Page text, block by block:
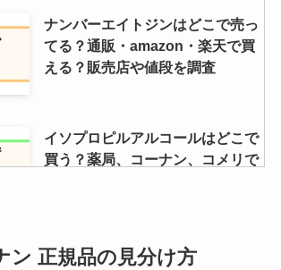
ナンバーエイトジンはどこで売っ
てる？通販・amazon・楽天で買
える？販売店や値段を調査
イソプロピルアルコールはどこで
買う？薬局、コーナン、コメリで
officeを安く買う方法【2023】正
ン 正規品の見分け方